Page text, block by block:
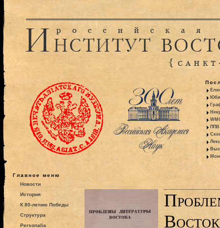
ППВ
Главное меню
Новости
История
К 80-летию Победы
Структура
Personalia